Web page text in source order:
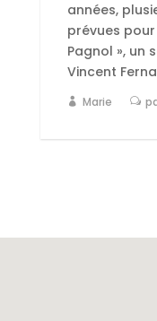
années,
prévues
Pagnol », un
Vincent
Marie